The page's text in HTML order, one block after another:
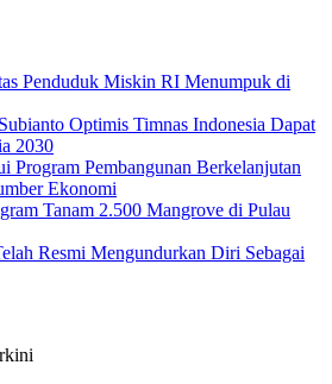
Penduduk Miskin RI Menumpuk di
Optimis Timnas Indonesia Dapat
2030
Program Pembangunan Berkelanjutan
Ekonomi
Tanam 2.500 Mangrove di Pulau
Resmi Mengundurkan Diri Sebagai